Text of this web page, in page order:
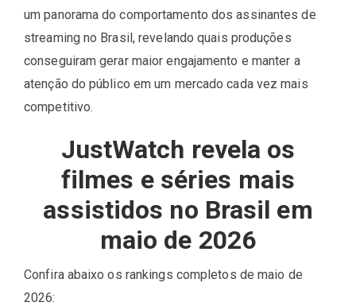
um panorama do comportamento dos assinantes de
streaming no Brasil, revelando quais produções
conseguiram gerar maior engajamento e manter a
atenção do público em um mercado cada vez mais
competitivo.
JustWatch revela os
filmes e séries mais
assistidos no Brasil em
maio de 2026
Confira abaixo os rankings completos de maio de
2026: